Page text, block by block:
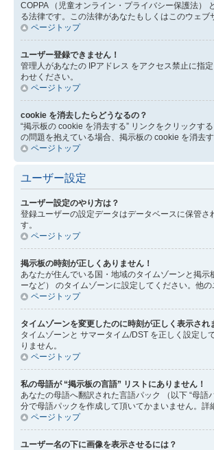
COPPA （児童オンライン・プライバシー保護法）
る法律です。この法律があなたもしくはこのウェ
ページトップ
ユーザー登録できません！
管理人があなたの IPアドレス をアクセス禁止に指
わせください。
ページトップ
cookie を消去したらどうなるの？
“掲示板の cookie を消去する” リンクをクリック
の問題を抱えている場合、掲示板の cookie を消去
ページトップ
ユーザー設定
ユーザー設定のやり方は？
登録ユーザーの設定データはデータベースに保管
す。
ページトップ
掲示板の時刻が正しくありません！
あなたが住んでいる国・地域のタイムゾーンと掲
ーなど） のタイムゾーンに設定してください。他
ページトップ
タイムゾーンを変更したのに時刻が正しく表示され
タイムゾーンと サマータイム/DST を正しく設定
りません。
ページトップ
私の母語が “掲示板の言語” リストにありません！
あなたの母語へ翻訳された言語パック （以下 “母
分で母語パックを作成して頂いてかまいません。
ページトップ
ユーザー名の下に画像を表示させるには？